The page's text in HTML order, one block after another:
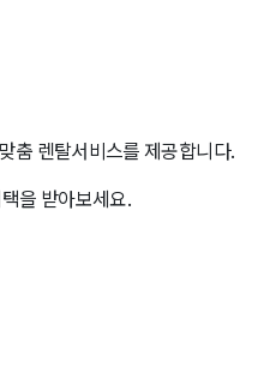
춤 렌탈서비스를 제공합니다.
을 받아보세요.